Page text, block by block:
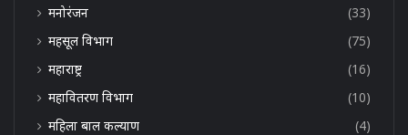
मनोरंजन
(33)
महसूल विभाग
(75)
महाराष्ट्र
(16)
महावितरण विभाग
(10)
महिला बाल कल्याण
(4)